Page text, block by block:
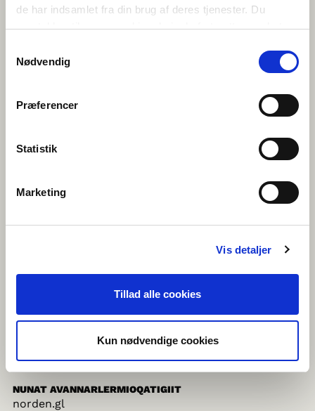
de har indsamlet fra din brug af deres tjenester. Du
samtykker til vores cookies, hvis du fortsætter med at
Nødvendig
Præferencer
Statistik
Marketing
Vis detaljer
Tillad alle cookies
Kun nødvendige cookies
norden.se
FÖRENINGEN NORDEN PÅ ÅLAND
norden.ax
NUNAT AVANNARLERMIOQATIGIIT
norden.gl